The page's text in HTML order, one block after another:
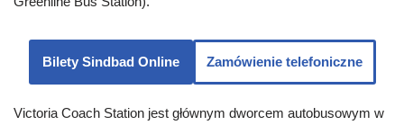
Bilety Sindbad Online Zamówienie telefoniczne
Victoria Coach Station jest głównym dworcem autobusowym w